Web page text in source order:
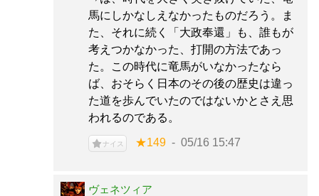
馬にしかなしえなかったものだろう。ま
た、それに続く「大政奉還」も、誰もが
考えつかなかった、打開の方法であっ
た。この時代に竜馬がいなかったなら
ば、おそらく日本のその後の歴史は違っ
た道を歩んでいたのではないかとさえ思
われるのである。
ナイス ★149 05/16 15:47
ヴェネツィア